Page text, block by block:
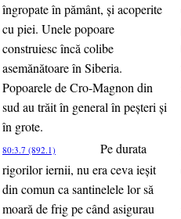
îngropate în pământ, şi acoperite
cu piei. Unele popoare
construiesc încă colibe
asemănătoare în Siberia.
Popoarele de Cro-Magnon din
sud au trăit în general în peşteri şi
în grote.
80:3.7 (892.1)
Pe durata
rigorilor iernii, nu era ceva ieşit
din comun ca santinelele lor să
moară de frig pe când asigurau